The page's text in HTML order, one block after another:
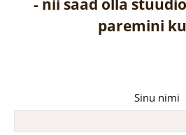
- nii saad olla
paremini
Sinu nimi